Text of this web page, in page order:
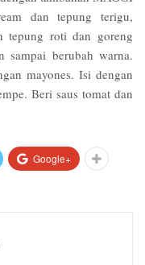
dan tepung terigu,
tepung roti dan goreng
sampai berubah warna.
mayones. Isi dengan
Beri saus tomat dan
Google+